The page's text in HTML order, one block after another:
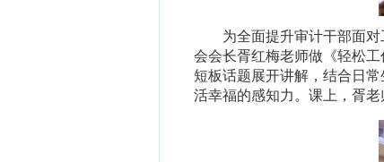
为全面提升审计干部面
会会长胥红梅老师做《轻松工
短板话题展开讲解，结合日
活幸福的感知力 。课上，胥老